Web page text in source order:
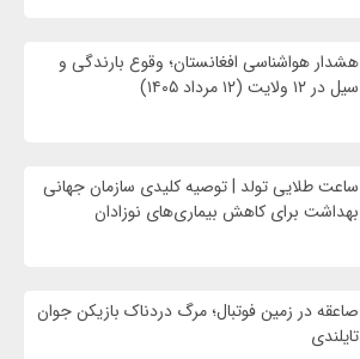
هشدار هواشناسی افغانستان؛ وقوع بارندگی و
سیل در ۱۲ ولایت (۱۲ مرداد ۱۴۰۵)
ساعت طلایی تولد | توصیه کلیدی سازمان جهانی
بهداشت برای کاهش بیماری‌های نوزادان
صاعقه در زمین فوتبال؛ مرگ دردناک بازیکن جوان
تایلندی